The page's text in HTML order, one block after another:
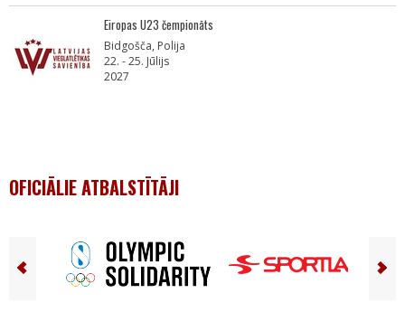
Eiropas U23 čempionāts
Bidgošča, Polija
22. - 25. Jūlijs
2027
OFICIĀLIE ATBALSTĪTĀJI